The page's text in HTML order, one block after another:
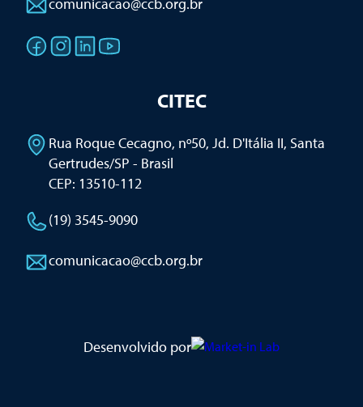
CITEC
Rua Roque Cecagno, nº50, Jd. D'Itália II, Santa
Gertrudes/SP - Brasil
CEP: 13510-112
(19) 3545-9090
comunicacao@ccb.org.br
Desenvolvido por